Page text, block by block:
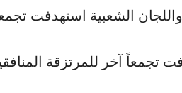
الشعبية استهدفت
تجمعاً آخر للمرتزقة